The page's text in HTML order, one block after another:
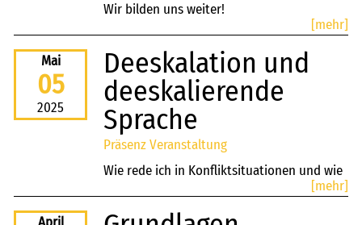
Wir bilden uns weiter!
[mehr]
Mai
05
2025
Deeskalation und
deeskalierende
Sprache
Präsenz Veranstaltung
Wie rede ich in Konfliktsituationen und wie
[mehr]